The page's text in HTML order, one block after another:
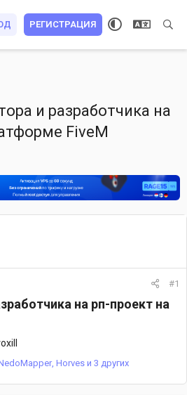
РЕГИСТРАЦИЯ
и разработчика на
FiveM
#1
на рп-проект на
Horves и 3 других